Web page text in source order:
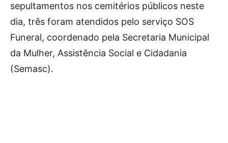
sepultamentos nos cemitérios públicos neste
dia, três foram atendidos pelo serviço SOS
Funeral, coordenado pela Secretaria Municipal
da Mulher, Assistência Social e Cidadania
(Semasc).